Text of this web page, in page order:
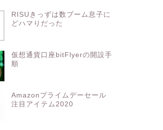
RISUきっずは数ブーム息子に
どハマりだった
仮想通貨口座bitFlyerの開設手
順
Amazonプライムデーセール
注目アイテム2020